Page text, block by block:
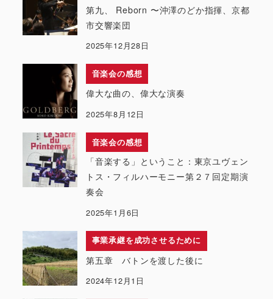
第九、 Reborn 〜沖澤のどか指揮、京都
市交響楽団
2025年12月28日
音楽会の感想
偉大な曲の、偉大な演奏
2025年8月12日
音楽会の感想
「音楽する」ということ：東京ユヴェン
トス・フィルハーモニー第２７回定期演
奏会
2025年1月6日
事業承継を成功させるために
第五章 バトンを渡した後に
2024年12月1日